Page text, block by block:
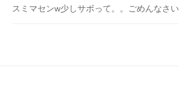
スミマセンw少しサボって。。ごめんなさい